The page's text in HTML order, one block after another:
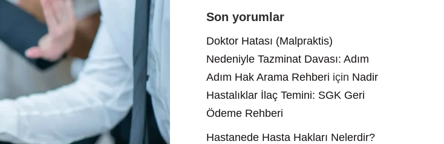
Son yorumlar
Doktor Hatası (Malpraktis)
Nedeniyle Tazminat Davası: Adım
Adım Hak Arama Rehberi için Nadir
Hastalıklar İlaç Temini: SGK Geri
Ödeme Rehberi
Hastanede Hasta Hakları Nelerdir?